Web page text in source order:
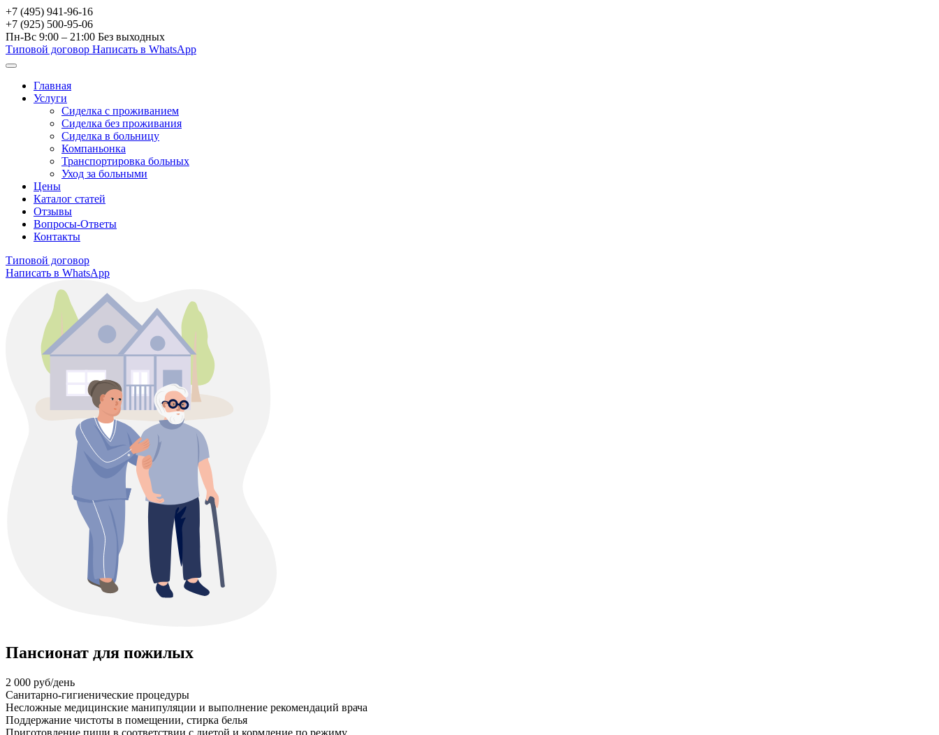
+7 (495) 941-96-16
+7 (925) 500-95-06
Пн-Вс 9:00 – 21:00 Без выходных
Типовой договор Написать в WhatsApp
Главная
Услуги
Сиделка с проживанием
Сиделка без проживания
Сиделка в больницу
Компаньонка
Транспортировка больных
Уход за больными
Цены
Каталог статей
Отзывы
Вопросы-Ответы
Контакты
Типовой договор
Написать в WhatsApp
Пансионат для пожилых
2 000 руб/день
Санитарно-гигиенические процедуры
Несложные медицинские манипуляции и выполнение рекомендаций врача
Поддержание чистоты в помещении, стирка белья
Приготовление пищи в соответствии с диетой и кормление по режиму